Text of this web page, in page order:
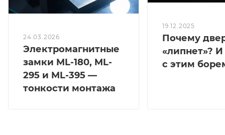
24.03.2026
Электромагнитные
замки ML-180, ML-
295 и ML-395 —
тонкости монтажа
19.12.2025
Почему
«липнет»?
с этим